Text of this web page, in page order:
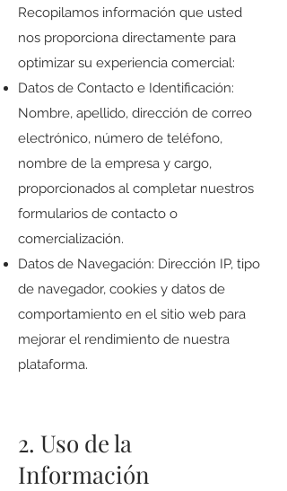
Recopilamos información que usted
nos proporciona directamente para
optimizar su experiencia comercial:
Datos de Contacto e Identificación:
Nombre, apellido, dirección de correo
electrónico, número de teléfono,
nombre de la empresa y cargo,
proporcionados al completar nuestros
formularios de contacto o
comercialización.
Datos de Navegación: Dirección IP, tipo
de navegador, cookies y datos de
comportamiento en el sitio web para
mejorar el rendimiento de nuestra
plataforma.
2. Uso de la
Información